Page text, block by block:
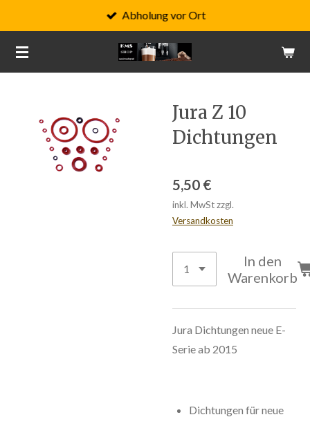
Hauptinhalt
springen
Abholung vor Ort
Jura Z 10
Dichtungen
5,50 €
inkl. MwSt zzgl.
Versandkosten
In den
Warenkorb
Jura Dichtungen neue E-
Serie ab 2015
Dichtungen für neue